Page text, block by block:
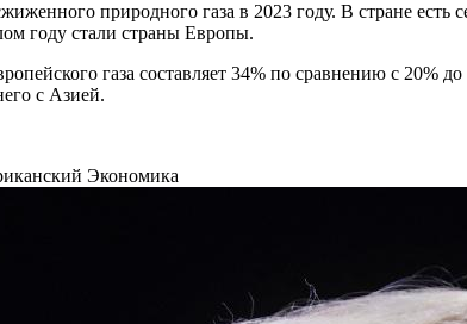
природного газа в 2023 году. В стране есть
году стали страны Европы.
газа составляет 34% по сравнению с 20%
с Азией.
Экономика